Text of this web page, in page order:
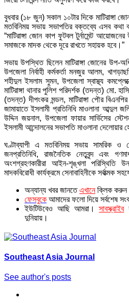
বুধবার (১৮ জুন) সকাল ১০টার দিকে মাটিরাঙ্গা
মতবিনিময় সভায় সভাপতির বক্তব্যে এসব কথা
“মাটিরাঙ্গা জোন কাপ ফুটবল টুর্নামেন্ট
সমাজকে মাদক থেকে দূরে রাখতে সহায়ক হবে।”
সভায় উপস্থিত ছিলেন মাটিরাঙ্গা জোনের উপ-
উপজেলা নির্বাহী কর্মকর্তা মনজুর আলম,
শহীদুল ইসলাম সুমন, উপজেলা স্বাস্থ্য
মাটিরাঙ্গা থানার পুলিশ পরিদর্শক (তদন্ত) মো.
(তদন্ত) দীপংকর মন্ডল, মাটিরাঙ্গা পৌর
জামায়াতে ইসলামী প্রতিনিধি মাওলানা আব্দুল
উদ্দিন জয়নাল, উপজেলা ফায়ার সার্ভিসের
ইসলামী আন্দোলনের সভাপতি মাওলানা দেলোয়ার
ঘণ্টাব্যাপী এ মতবিনিময় সভায় সামরিক ও
জনপ্রতিনিধি, রাজনৈতিক নেতৃবৃন্দ এবং
অংশগ্রহণকারীরা আইন-শৃঙ্খলা পরিস্থিতি
মাদকবিরোধী কার্যক্রমে সেনাবাহিনীকে সর্বাত্মক
অন্যান্য খবর জানতে এখানে ক্লিক
ফেসবুকে আমাদের ফলো দিয়ে সর্বশেষ
ইউটিউবেও আছি আমরা।
সাবস্ক্রাইব
দুনিয়ায়।
Southeast Asia Journal
See author's posts